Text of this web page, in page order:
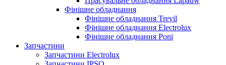
Фінішне обладнання
Фінішне обладнання Trevil
Фінішне обладнання Electrolux
Фінішне обладнання Poni
Запчастини
Запчастини Electrolux